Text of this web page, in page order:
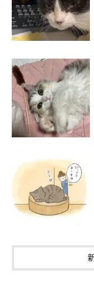
ししまるのインスタ
・Twitter：